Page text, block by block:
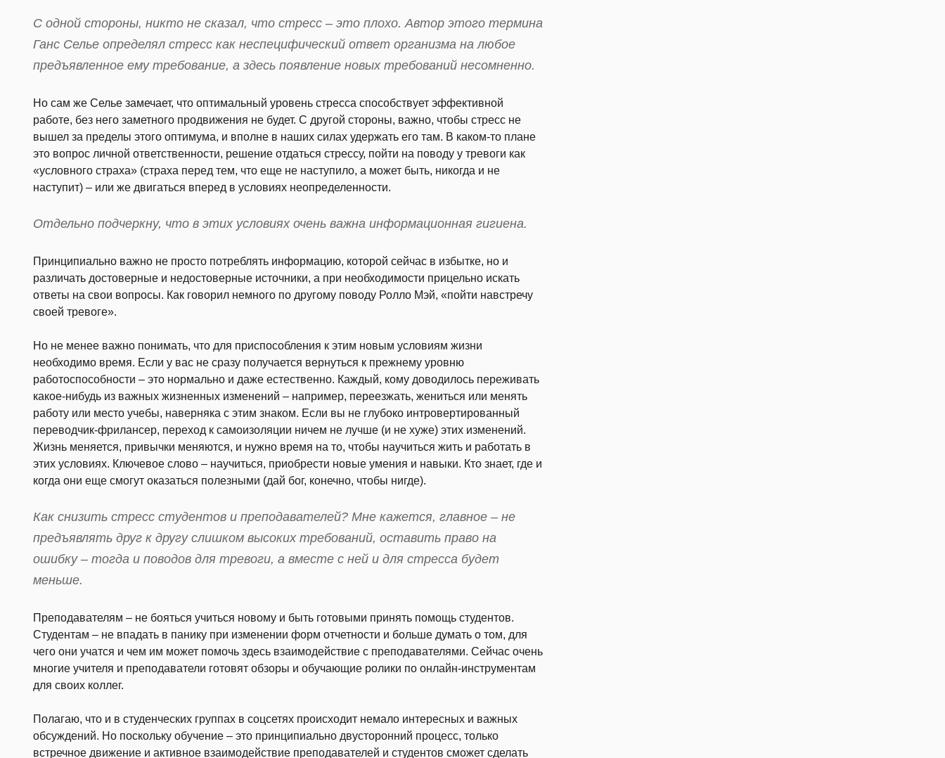
С одной стороны, никто не сказал, что стресс – это плохо. Автор этого термина
Ганс Селье определял стресс как неспецифический ответ организма на любое
предъявленное ему требование, а здесь появление новых требований несомненно.
Но сам же Селье замечает, что оптимальный уровень стресса способствует эффективной
работе, без него заметного продвижения не будет. С другой стороны, важно, чтобы стресс не
вышел за пределы этого оптимума, и вполне в наших силах удержать его там. В каком-то плане
это вопрос личной ответственности, решение отдаться стрессу, пойти на поводу у тревоги как
«условного страха» (страха перед тем, что еще не наступило, а может быть, никогда и не
наступит) – или же двигаться вперед в условиях неопределенности.
Отдельно подчеркну, что в этих условиях очень важна информационная гигиена.
Принципиально важно не просто потреблять информацию, которой сейчас в избытке, но и
различать достоверные и недостоверные источники, а при необходимости прицельно искать
ответы на свои вопросы. Как говорил немного по другому поводу Ролло Мэй, «пойти навстречу
своей тревоге».
Но не менее важно понимать, что для приспособления к этим новым условиям жизни
необходимо время. Если у вас не сразу получается вернуться к прежнему уровню
работоспособности – это нормально и даже естественно. Каждый, кому доводилось переживать
какое-нибудь из важных жизненных изменений – например, переезжать, жениться или менять
работу или место учебы, наверняка с этим знаком. Если вы не глубоко интровертированный
переводчик-фрилансер, переход к самоизоляции ничем не лучше (и не хуже) этих изменений.
Жизнь меняется, привычки меняются, и нужно время на то, чтобы научиться жить и работать в
этих условиях. Ключевое слово – научиться, приобрести новые умения и навыки. Кто знает, где и
когда они еще смогут оказаться полезными (дай бог, конечно, чтобы нигде).
Как снизить стресс студентов и преподавателей? Мне кажется, главное – не
предъявлять друг к другу слишком высоких требований, оставить право на
ошибку – тогда и поводов для тревоги, а вместе с ней и для стресса будет
меньше.
Преподавателям – не бояться учиться новому и быть готовыми принять помощь студентов.
Студентам – не впадать в панику при изменении форм отчетности и больше думать о том, для
чего они учатся и чем им может помочь здесь взаимодействие с преподавателями. Сейчас очень
многие учителя и преподаватели готовят обзоры и обучающие ролики по онлайн-инструментам
для своих коллег.
Полагаю, что и в студенческих группах в соцсетях происходит немало интересных и важных
обсуждений. Но поскольку обучение – это принципиально двусторонний процесс, только
встречное движение и активное взаимодействие преподавателей и студентов сможет сделать